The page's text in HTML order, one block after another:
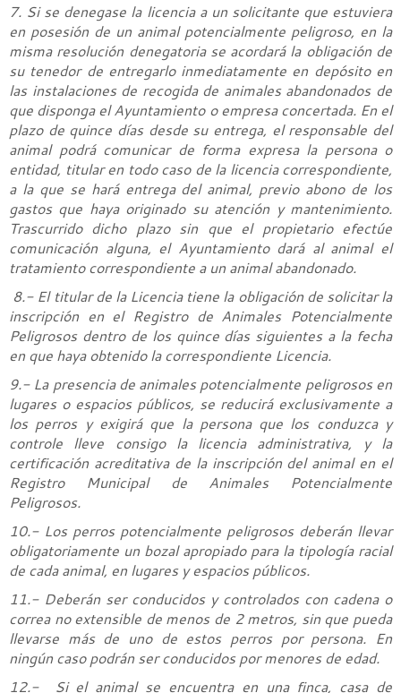
7. Si se denegase la licencia a un solicitante que estuviera
en posesión de un animal potencialmente peligroso, en la
misma resolución denegatoria se acordará la obligación de
su tenedor de entregarlo inmediatamente en depósito en
las instalaciones de recogida de animales abandonados de
que disponga el Ayuntamiento o empresa concertada. En el
plazo de quince días desde su entrega, el responsable del
animal podrá comunicar de forma expresa la persona o
entidad, titular en todo caso de la licencia correspondiente,
a la que se hará entrega del animal, previo abono de los
gastos que haya originado su atención y mantenimiento.
Trascurrido dicho plazo sin que el propietario efectúe
comunicación alguna, el Ayuntamiento dará al animal el
tratamiento correspondiente a un animal abandonado.
8.- El titular de la Licencia tiene la obligación de solicitar la
inscripción en el Registro de Animales Potencialmente
Peligrosos dentro de los quince días siguientes a la fecha
en que haya obtenido la correspondiente Licencia.
9.- La presencia de animales potencialmente peligrosos en
lugares o espacios públicos, se reducirá exclusivamente a
los perros y exigirá que la persona que los conduzca y
controle lleve consigo la licencia administrativa, y la
certificación acreditativa de la inscripción del animal en el
Registro Municipal de Animales Potencialmente
Peligrosos.
10.- Los perros potencialmente peligrosos deberán llevar
obligatoriamente un bozal apropiado para la tipología racial
de cada animal, en lugares y espacios públicos.
11.- Deberán ser conducidos y controlados con cadena o
correa no extensible de menos de 2 metros, sin que pueda
llevarse más de uno de estos perros por persona. En
ningún caso podrán ser conducidos por menores de edad.
12.- Si el animal se encuentra en una finca, casa de